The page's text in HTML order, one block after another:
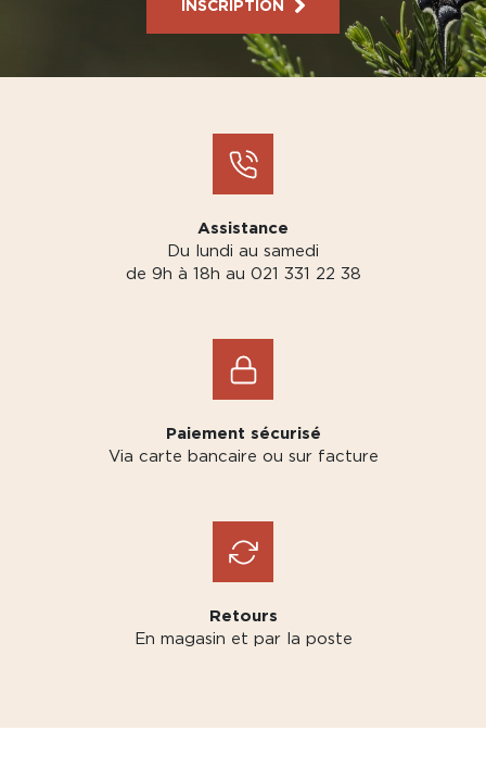
INSCRIPTION
Assistance
Du lundi au samedi
de 9h à 18h au 021 331 22 38
Paiement sécurisé
Via carte bancaire ou sur facture
Retours
En magasin et par la poste